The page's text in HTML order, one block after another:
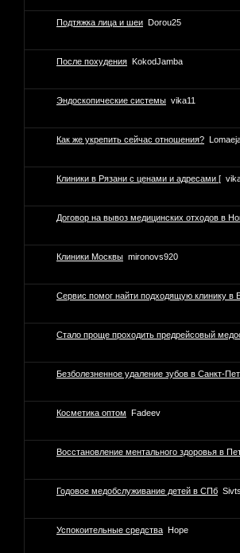
Подтяжка лица и шеи Dorou25
После похудения KokodJamba
Эндоскопические системы vika11
Как же укрепить сейчас отношения?
Клиники в Рязани с ценами и адресами [
Договор на вывоз медицинских отходов в
Клиники Москвы mironovs920
Сервис помог найти подходящую клинику в
Стало проще проходить предрейсовый
Безболезненное удаление зубов в Санкт-
Косметика оптом Fadeev
Восстановление ментального здоровья в
Годовое медобслуживание детей в СПб
Успокоительные средства Hope